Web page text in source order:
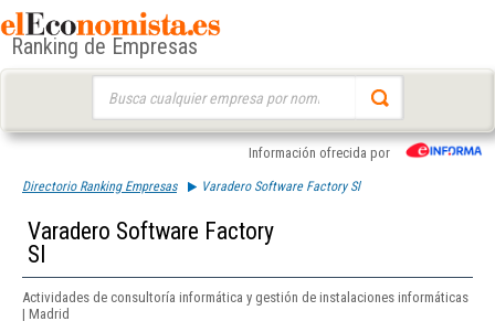
Ranking de Empresas
Información ofrecida por
Directorio Ranking Empresas Varadero Software Factory Sl
Varadero Software Factory
Sl
Actividades de consultoría informática y gestión de instalaciones informáticas
| Madrid